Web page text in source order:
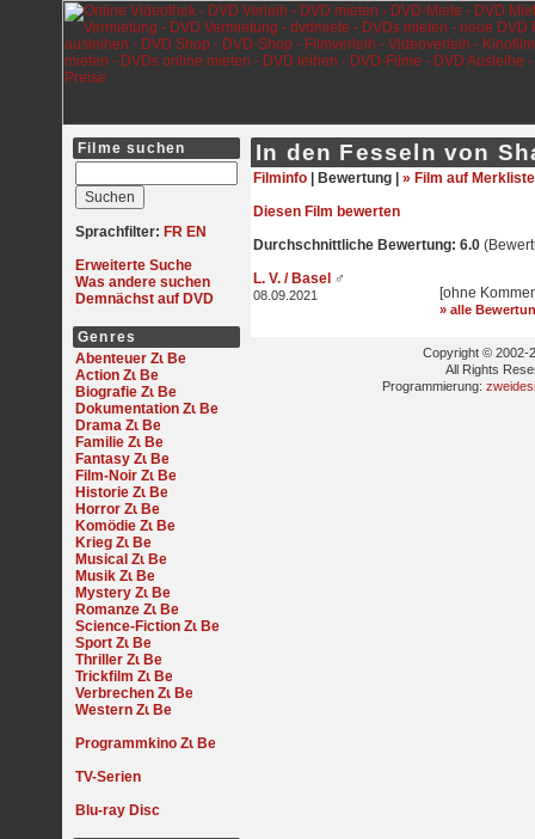
Filme suchen
Sprachfilter: FR EN
Erweiterte Suche
Was andere suchen
Demnächst auf DVD
Genres
Abenteuer
Action
Biografie
Dokumentation
Drama
Familie
Fantasy
Film-Noir
Historie
Horror
Komödie
Krieg
Musical
Musik
Mystery
Romanze
Science-Fiction
Sport
Thriller
Trickfilm
Verbrechen
Western
Programmkino
TV-Serien
Blu-ray Disc
In den Fesseln von
Filminfo Bewertung | » Film auf Merkliste
Diesen Film bewerten
Durchschnittliche Bewertung: 6.0
L. V. / Basel ♂
08.09.2021 [ohne
» alle
Copyright © 2002-
All Rights
Programmierung: